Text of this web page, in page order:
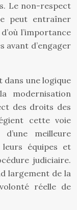
Le non-respect
peut entraîner
l’importance
avant d’engager
dans une logique
modernisation
des droits des
cette voie
meilleure
équipes et
judiciaire.
largement de la
réelle de